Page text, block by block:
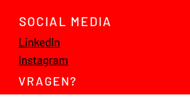
SOCIAL MEDIA
LinkedIn
Instagram
VRAGEN?